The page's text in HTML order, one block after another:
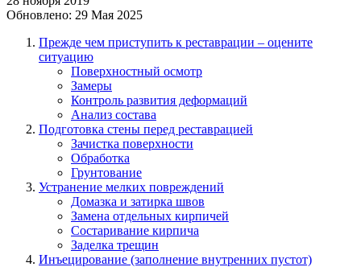
Обновлено: 29 Мая 2025
Прежде чем приступить к реставрации – оцените
ситуацию
Поверхностный осмотр
Замеры
Контроль развития деформаций
Анализ состава
Подготовка стены перед реставрацией
Зачистка поверхности
Обработка
Грунтование
Устранение мелких повреждений
Домазка и затирка швов
Замена отдельных кирпичей
Состаривание кирпича
Заделка трещин
Инъецирование (заполнение внутренних пустот)